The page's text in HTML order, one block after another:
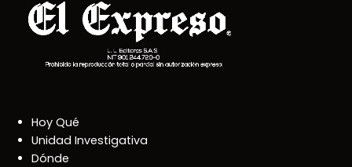
Hoy Qué
Unidad Investigativa
Dónde